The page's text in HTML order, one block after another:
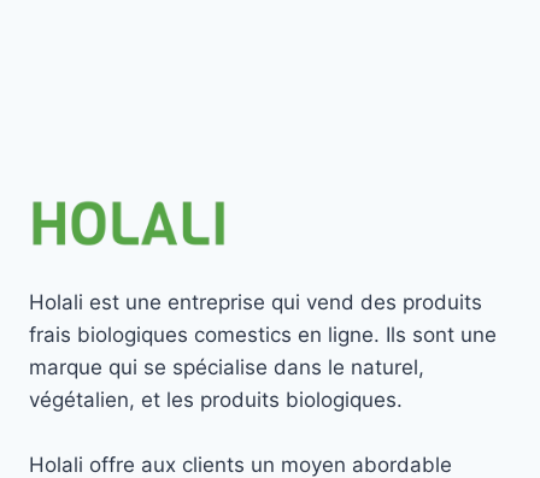
Holali est une entreprise qui vend des produits
frais biologiques comestics en ligne. Ils sont une
marque qui se spécialise dans le naturel,
végétalien, et les produits biologiques.
Holali offre aux clients un moyen abordable